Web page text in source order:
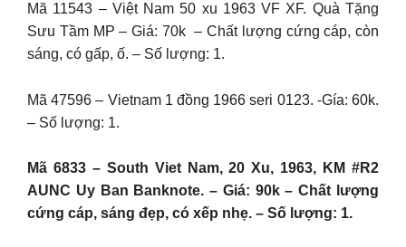
Mã 11543 – Việt Nam 50 xu 1963 VF XF. Quà Tặng
Sưu Tầm MP – Giá: 70k – Chất lượng cứng cáp, còn
sáng, có gấp, ố. – Số lượng: 1.
Mã 47596 – Vietnam 1 đồng 1966 seri 0123. -Gía: 60k.
– Số lượng: 1.
Mã 6833 – South Viet Nam, 20 Xu, 1963, KM #R2
AUNC Uy Ban Banknote. – Giá: 90k – Chất lượng
cứng cáp, sáng đẹp, có xếp nhẹ. – Số lượng: 1.